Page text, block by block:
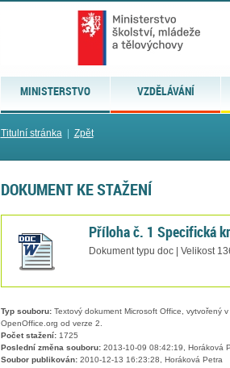
MINISTERSTVO VZDĚLÁVÁNÍ
Titulní stránka| Zpět
DOKUMENT KE STAŽENÍ
Příloha č. 1 Specifická
Dokument typu doc | Velikost
Typ souboru:Textový dokument Microsoft Office, vytvořený
OpenOffice.org od verze 2.
Počet stažení:1725
Poslední změna souboru:2013-10-09 08:42:19, Horáková
Soubor publikován:2010-12-13 16:23:28, Horáková Petra